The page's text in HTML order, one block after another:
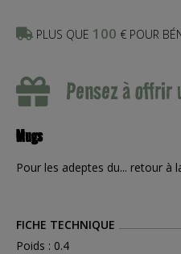
PLUS QUE 100 € POUR
Pensez à offrir
Mugs
Pour les adeptes du... retour à
FICHE TECHNIQUE
Poids : 0.4